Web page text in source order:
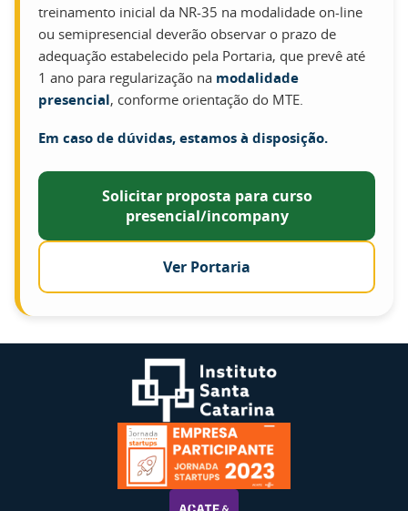
treinamento inicial da NR-35 na modalidade on-line
ou semipresencial deverão observar o prazo de
adequação estabelecido pela Portaria, que prevê até
1 ano para regularização na modalidade
presencial, conforme orientação do MTE.
Em caso de dúvidas, estamos à disposição.
Solicitar proposta para curso
presencial/incompany
Ver Portaria